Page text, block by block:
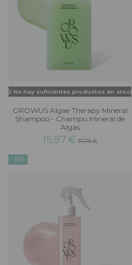
No hay suficientes productos en stock
GROWUS Algae Therapy Mineral
Shampoo - Champú Mineral de
Algas
15,97 € 17,75 €
-10%